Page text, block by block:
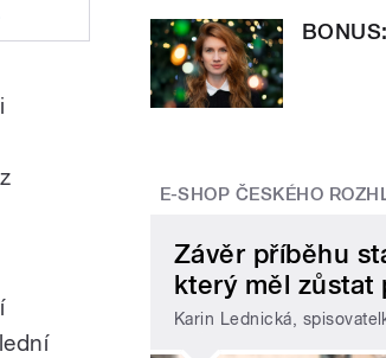
E-SHOP ČESKÉHO
Závěr příběhu
který měl zůstat
Karin Lednická,